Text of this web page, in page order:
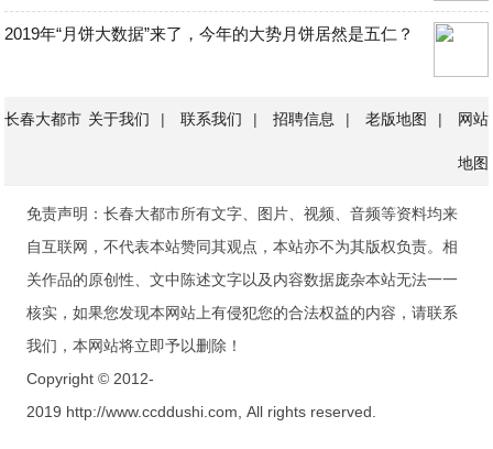
2019年“月饼大数据”来了，今年的大势月饼居然是五仁？
长春大都市 关于我们 | 联系我们 | 招聘信息 | 老版地图 | 网站
地图
免责声明：长春大都市所有文字、图片、视频、音频等资料均来
自互联网，不代表本站赞同其观点，本站亦不为其版权负责。相
关作品的原创性、文中陈述文字以及内容数据庞杂本站无法一一
核实，如果您发现本网站上有侵犯您的合法权益的内容，请联系
我们，本网站将立即予以删除！
Copyright © 2012-
2019 http://www.ccddushi.com, All rights reserved.